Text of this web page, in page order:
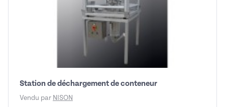
Station de déchargement de conteneur
Vendu par NISON